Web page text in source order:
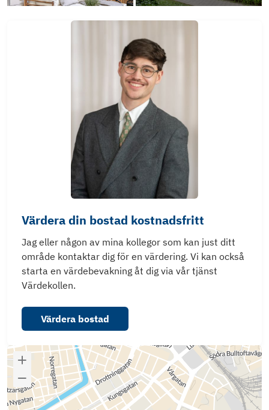
Värdera din bostad kostnadsfritt
Jag eller någon av mina kollegor som kan just ditt
område kontaktar dig för en värdering. Vi kan också
starta en värdebevakning åt dig via vår tjänst
Värdekollen.
Värdera bostad